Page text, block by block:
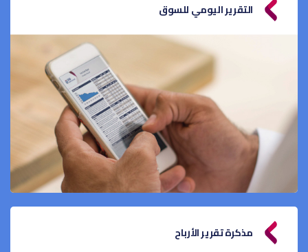
التقرير اليومي للسوق
مذكرة تقرير الأرباح